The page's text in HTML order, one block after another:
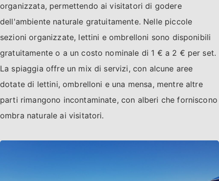
organizzata, permettendo ai visitatori di godere
dell'ambiente naturale gratuitamente. Nelle piccole
sezioni organizzate, lettini e ombrelloni sono disponibili
gratuitamente o a un costo nominale di 1 € a 2 € per set.
La spiaggia offre un mix di servizi, con alcune aree
dotate di lettini, ombrelloni e una mensa, mentre altre
parti rimangono incontaminate, con alberi che forniscono
ombra naturale ai visitatori.